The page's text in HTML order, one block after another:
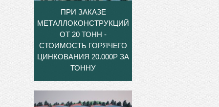
ПРИ ЗАКАЗЕ
МЕТАЛЛОКОНСТРУКЦИЙ
ОТ 20 ТОНН -
СТОИМОСТЬ ГОРЯЧЕГО
ЦИНКОВАНИЯ 20.000Р ЗА
ТОННУ